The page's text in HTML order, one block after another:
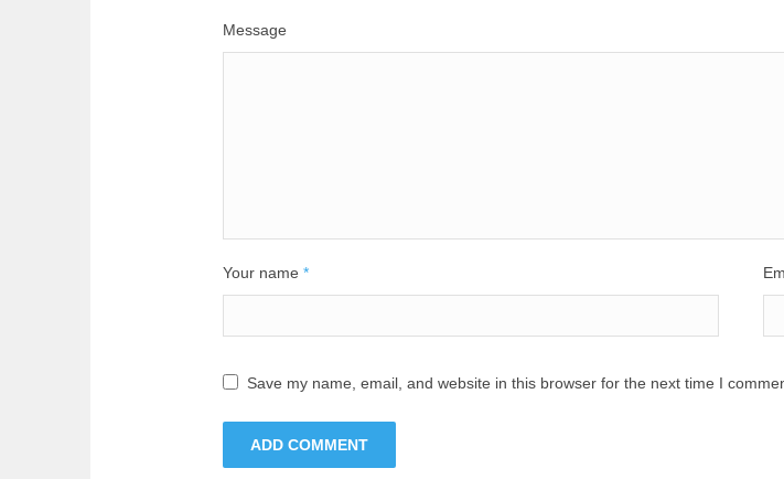
Message
Your name *
Save my name, email, and website in this browser for the next time I